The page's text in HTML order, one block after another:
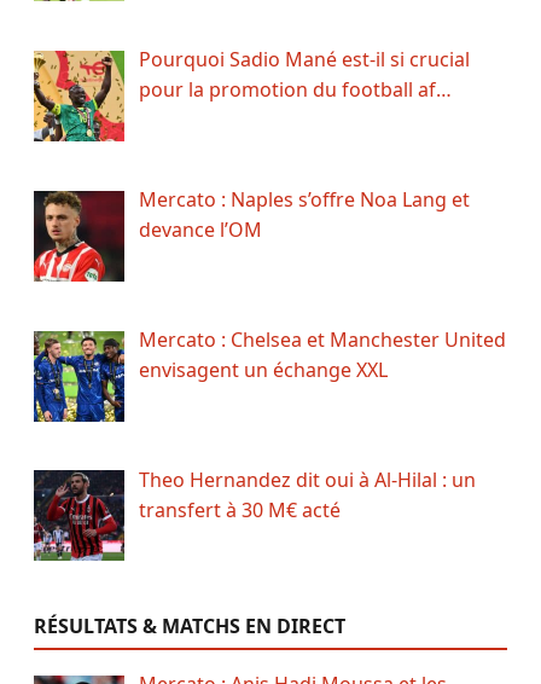
Pourquoi Sadio Mané est-il si crucial
pour la promotion du football af…
Mercato : Naples s’offre Noa Lang et
devance l’OM
Mercato : Chelsea et Manchester United
envisagent un échange XXL
Theo Hernandez dit oui à Al-Hilal : un
transfert à 30 M€ acté
RÉSULTATS & MATCHS EN DIRECT